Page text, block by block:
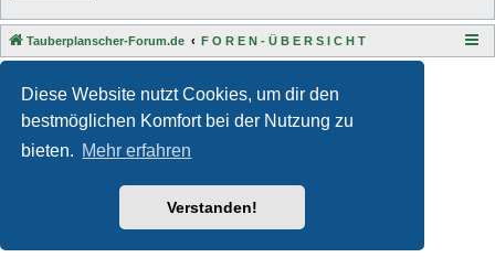
Diese Website nutzt Cookies, um dir den
bestmöglichen Komfort bei der Nutzung zu
bieten. Mehr erfahren
Verstanden!
Tauberplanscher-Forum.de F O R E N - Ü B E R S I C H T
Powered byphpBB® Forum Software © phpBB Limited
Datenschutz|Nutzungsbedingungen